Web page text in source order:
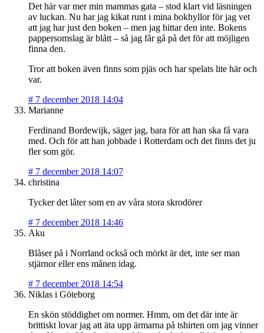
Det här var mer min mammas gata – stod klart vid läsningen
av luckan. Nu har jag kikat runt i mina bokhyllor för jag vet
att jag har just den boken – men jag hittar den inte. Bokens
pappersomslag är blått – så jag får gå på det för att möjligen
finna den.
Tror att boken även finns som pjäs och har spelats lite här och
var.
# 7 december 2018 14:04
Marianne
Ferdinand Bordewijk, säger jag, bara för att han ska få vara
med. Och för att han jobbade i Rotterdam och det finns det ju
fler som gör.
# 7 december 2018 14:07
christina
Tycker det låter som en av våra stora skrodörer
# 7 december 2018 14:46
Aku
Blåser på i Norrland också och mörkt är det, inte ser man
stjärnor eller ens månen idag.
# 7 december 2018 14:54
Niklas i Göteborg
En skön stöddighet om normer. Hmm, om det där inte är
brittiskt lovar jag att äta upp ärmarna på tshirten om jag vinner